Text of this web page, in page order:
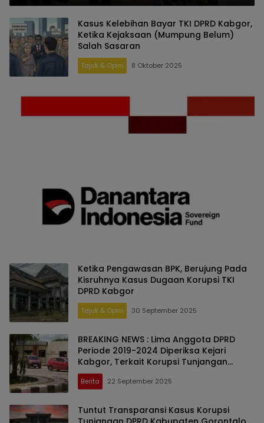
Kasus Kelebihan Bayar TKI DPRD Kabgor,
Ketika Kejaksaan (Mumpung Belum)
Salah Sasaran
Tajuk & Opini 8 Oktober 2025
Ketika Pengawasan BPK, Berujung Pada
Kisruhnya Kasus Dugaan Korupsi TKI
DPRD Kabgor
Tajuk & Opini 30 September 2025
BREAKING NEWS : Lima Anggota DPRD
Periode 2019-2024 Diperiksa Kejari
Kabgor, Terkait Korupsi Tunjangan
Komunikasi Intensif
Berita 22 September 2025
Tuntut Transparansi Kasus Korupsi